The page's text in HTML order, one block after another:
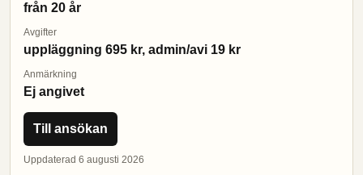
från 20 år
Avgifter
uppläggning 695 kr, admin/avi 19 kr
Anmärkning
Ej angivet
Till ansökan
Uppdaterad 6 augusti 2026